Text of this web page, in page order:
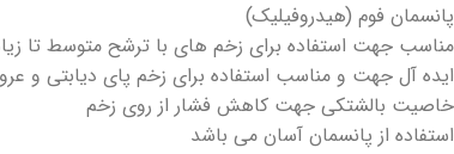
پانسمان فوم (هیدروفیلیک)
مناسب جهت استفاده برای زخم های با ترشح متوسط تا
ایده آل جهت و مناسب استفاده برای زخم پای دیابتی و
خاصیت بالشتکی جهت کاهش فشار از روی زخم
استفاده از پانسمان آسان می باشد